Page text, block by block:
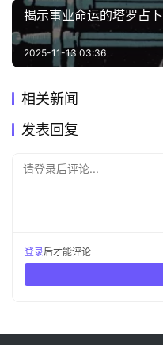
揭示事业命运的塔罗占卜
2025-11-13 03:36
相关新闻
发表回复
请登录后评论...
登录后才能评论